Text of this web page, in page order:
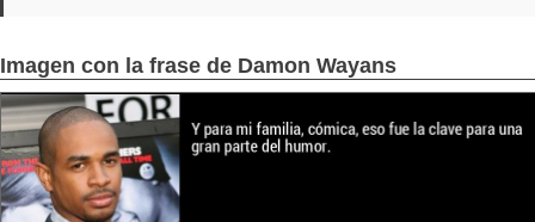
Imagen con la frase de Damon Wayans